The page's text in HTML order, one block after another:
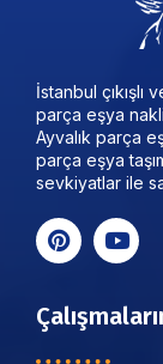
İstanbul çıkışlı
parça eşya
Ayvalık parça
parça eşya
sevkiyatlar ile